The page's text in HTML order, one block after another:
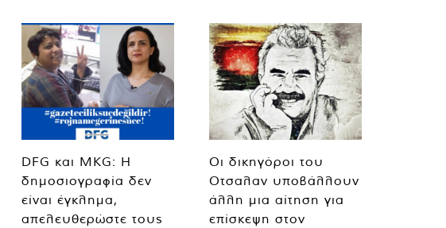
DFG και MKG: Η
δημοσιογραφία δεν
είναι έγκλημα,
απελευθερώστε τους
Οι δικηγόροι του
Οτσαλαν υποβάλλουν
άλλη μια αίτηση για
επίσκεψη στον